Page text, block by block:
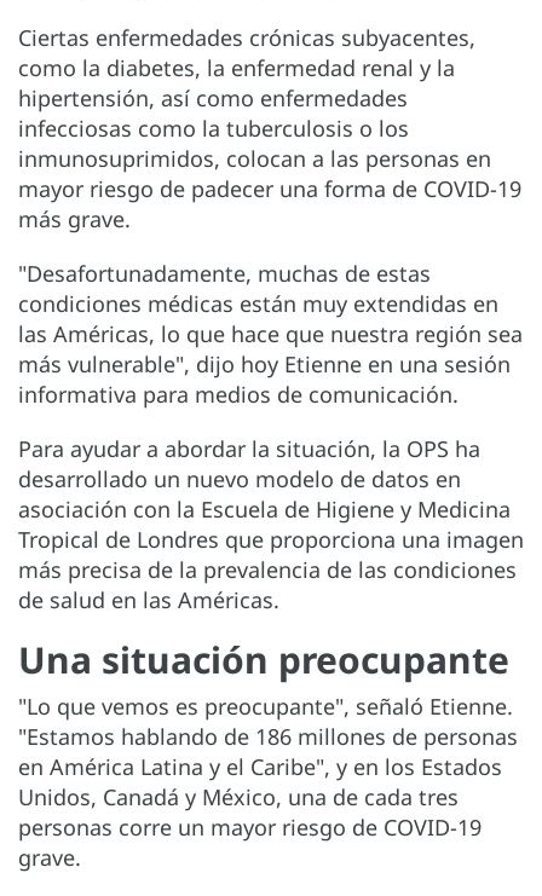
Ciertas enfermedades crónicas subyacentes,
como la diabetes, la enfermedad renal y la
hipertensión, así como enfermedades
infecciosas como la tuberculosis o los
inmunosuprimidos, colocan a las personas en
mayor riesgo de padecer una forma de COVID-19
más grave.
"Desafortunadamente, muchas de estas
condiciones médicas están muy extendidas en
las Américas, lo que hace que nuestra región sea
más vulnerable", dijo hoy Etienne en una sesión
informativa para medios de comunicación.
Para ayudar a abordar la situación, la OPS ha
desarrollado un nuevo modelo de datos en
asociación con la Escuela de Higiene y Medicina
Tropical de Londres que proporciona una imagen
más precisa de la prevalencia de las condiciones
de salud en las Américas.
Una situación preocupante
"Lo que vemos es preocupante", señaló Etienne.
"Estamos hablando de 186 millones de personas
en América Latina y el Caribe", y en los Estados
Unidos, Canadá y México, una de cada tres
personas corre un mayor riesgo de COVID-19
grave.